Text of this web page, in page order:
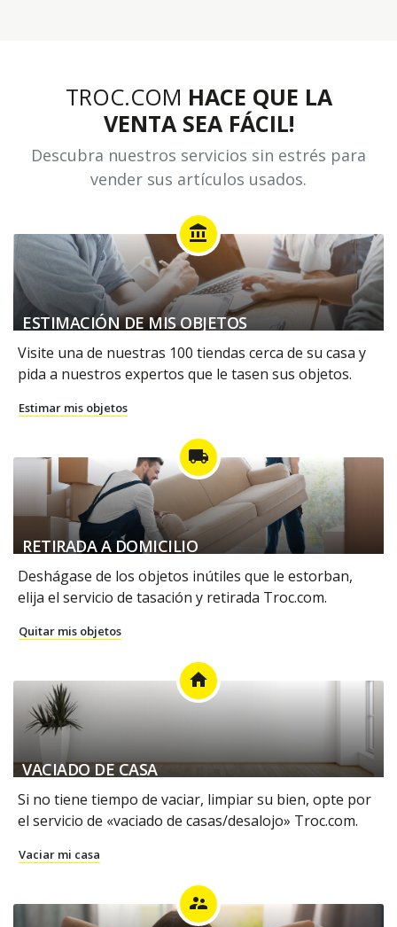
TROC.COM HACE QUE LA
VENTA SEA FÁCIL!
Descubra nuestros servicios sin estrés para
vender sus artículos usados.
account_balance
ESTIMACIÓN DE MIS OBJETOS
Visite una de nuestras 100 tiendas cerca de su casa y
pida a nuestros expertos que le tasen sus objetos.
Estimar mis objetos
local_shipping
RETIRADA A DOMICILIO
Deshágase de los objetos inútiles que le estorban,
elija el servicio de tasación y retirada Troc.com.
Quitar mis objetos
home
VACIADO DE CASA
Si no tiene tiempo de vaciar, limpiar su bien, opte por
el servicio de «vaciado de casas/desalojo» Troc.com.
Vaciar mi casa
supervisor_account